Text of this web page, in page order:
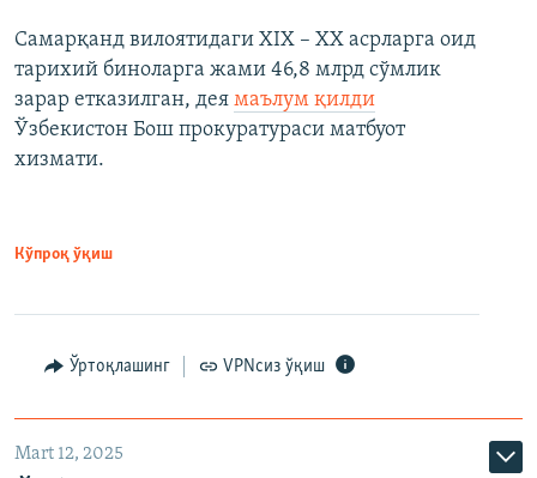
Самарқанд вилоятидаги XIX – XX асрларга оид
тарихий биноларга жами 46,8 млрд сўмлик
зарар етказилган, дея маълум қилди
Ўзбекистон Бош прокуратураси матбуот
хизмати.
Кўпроқ ўқиш
Ўртоқлашинг VPNсиз ўқиш
Mart 12, 2025